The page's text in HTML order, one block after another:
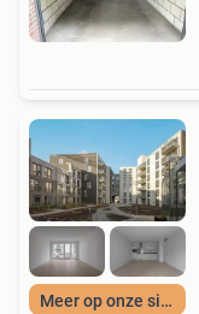
Meer op onze site